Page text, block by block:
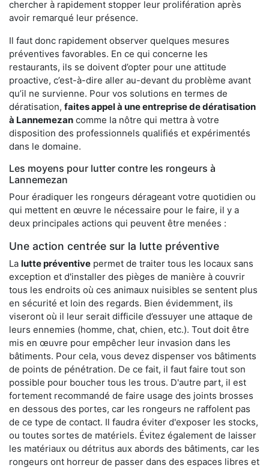
chercher à rapidement stopper leur prolifération après
avoir remarqué leur présence.
Il faut donc rapidement observer quelques mesures
préventives favorables. En ce qui concerne les
restaurants, ils se doivent d’opter pour une attitude
proactive, c’est-à-dire aller au-devant du problème avant
qu’il ne survienne. Pour vos solutions en termes de
dératisation, faites appel à une entreprise de dératisation
à Lannemezan comme la nôtre qui mettra à votre
disposition des professionnels qualifiés et expérimentés
dans le domaine.
Les moyens pour lutter contre les rongeurs à
Lannemezan
Pour éradiquer les rongeurs dérageant votre quotidien ou
qui mettent en œuvre le nécessaire pour le faire, il y a
deux principales actions qui peuvent être menées :
Une action centrée sur la lutte préventive
La lutte préventive permet de traiter tous les locaux sans
exception et d'installer des pièges de manière à couvrir
tous les endroits où ces animaux nuisibles se sentent plus
en sécurité et loin des regards. Bien évidemment, ils
viseront où il leur serait difficile d’essuyer une attaque de
leurs ennemies (homme, chat, chien, etc.). Tout doit être
mis en œuvre pour empêcher leur invasion dans les
bâtiments. Pour cela, vous devez dispenser vos bâtiments
de points de pénétration. De ce fait, il faut faire tout son
possible pour boucher tous les trous. D'autre part, il est
fortement recommandé de faire usage des joints brosses
en dessous des portes, car les rongeurs ne raffolent pas
de ce type de contact. Il faudra éviter d'exposer les stocks,
ou toutes sortes de matériels. Évitez également de laisser
les matériaux ou détritus aux abords des bâtiments, car les
rongeurs ont horreur de passer dans des espaces libres et